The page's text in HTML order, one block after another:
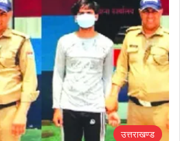
उत्तराखण्ड